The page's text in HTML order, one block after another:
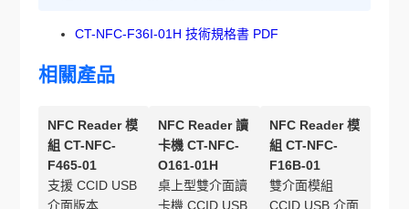
CT-NFC-F36I-01H 技術規格書 PDF
相關產品
NFC Reader 模
組 CT-NFC-
F465-01
支援 CCID USB
介面版本
NFC Reader 讀
卡機 CT-NFC-
O161-01H
桌上型雙介面讀
卡機 CCID USB
NFC Reader 模
組 CT-NFC-
F16B-01
雙介面模組
CCID USB 介面